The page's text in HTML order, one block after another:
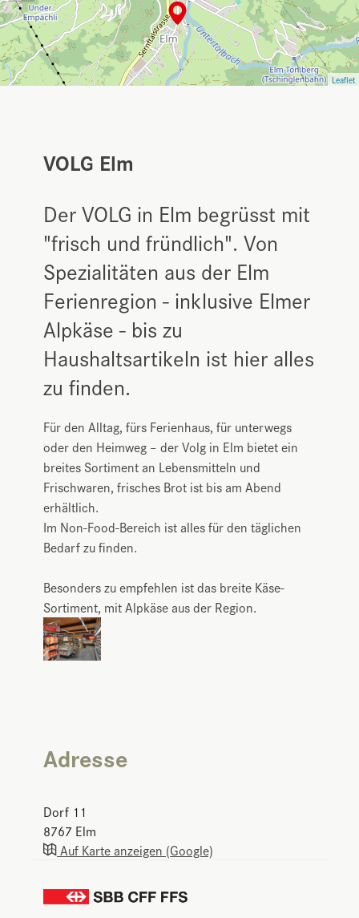
Leaflet
VOLG Elm
Der VOLG in Elm begrüsst mit
"frisch und fründlich". Von
Spezialitäten aus der Elm
Ferienregion - inklusive Elmer
Alpkäse - bis zu
Haushaltsartikeln ist hier alles
zu finden.
Für den Alltag, fürs Ferienhaus, für unterwegs
oder den Heimweg – der Volg in Elm bietet ein
breites Sortiment an Lebensmitteln und
Frischwaren, frisches Brot ist bis am Abend
erhältlich.
Im Non-Food-Bereich ist alles für den täglichen
Bedarf zu finden.
Besonders zu empfehlen ist das breite Käse-
Sortiment, mit Alpkäse aus der Region.
Adresse
Dorf 11
8767 Elm
Auf Karte anzeigen (Google)